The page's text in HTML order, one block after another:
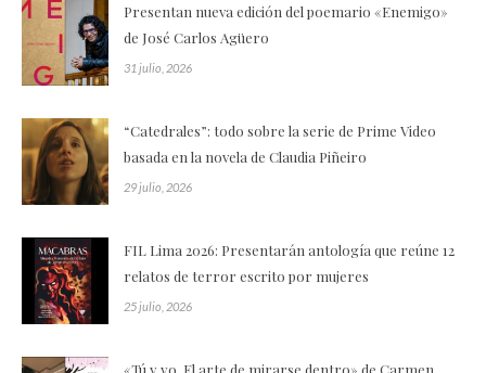
Presentan nueva edición del poemario «Enemigo»
de José Carlos Agüero
31 julio, 2026
“Catedrales”: todo sobre la serie de Prime Video
basada en la novela de Claudia Piñeiro
29 julio, 2026
FIL Lima 2026: Presentarán antología que reúne 12
relatos de terror escrito por mujeres
25 julio, 2026
«Tú y yo. El arte de mirarse dentro» de Carmen